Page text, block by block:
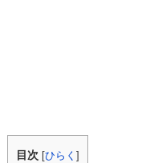
目次 [ひらく]